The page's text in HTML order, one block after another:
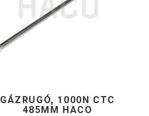
GÁZRUGÓ, 1000N CTC
485MM HACO